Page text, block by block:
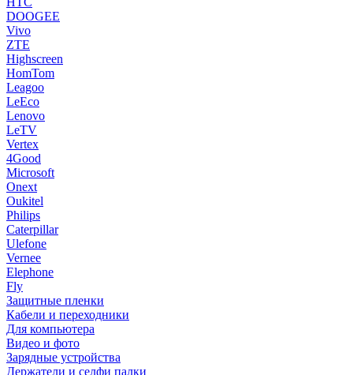
DOOGEE
Vivo
ZTE
Highscreen
HomTom
Leagoo
LeEco
Lenovo
LeTV
Vertex
4Good
Microsoft
Onext
Oukitel
Philips
Caterpillar
Ulefone
Vernee
Elephone
Fly
Защитные пленки
Кабели и переходники
Для компьютера
Видео и фото
Зарядные устройства
Держатели и селфи палки